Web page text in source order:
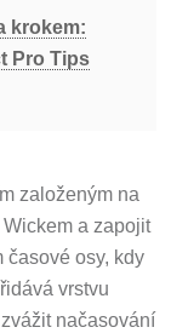
krokem:
Pro Tips
založeným na
a zapojit
časové osy, kdy
vrstvu
načasování